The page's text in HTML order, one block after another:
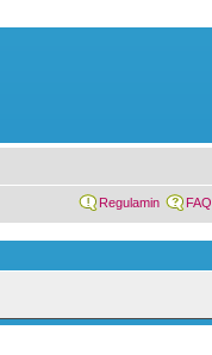
Regulamin FAQ